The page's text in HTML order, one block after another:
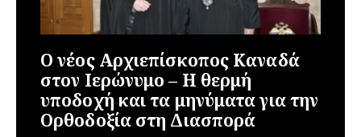
Ο νέος Αρχιεπίσκοπος Καναδά
στον Ιερώνυμο – Η θερμή
υποδοχή και τα μηνύματα για την
Ορθοδοξία στη Διασπορά